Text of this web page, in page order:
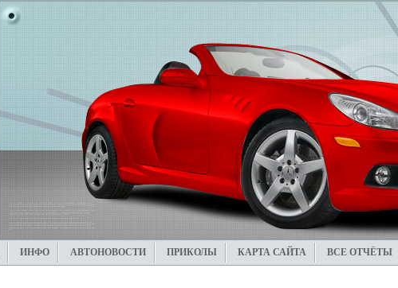
ИНФО АВТОНОВОСТИ ПРИКОЛЫ КАРТА САЙТА ВСЕ ОТЧЁТЫ